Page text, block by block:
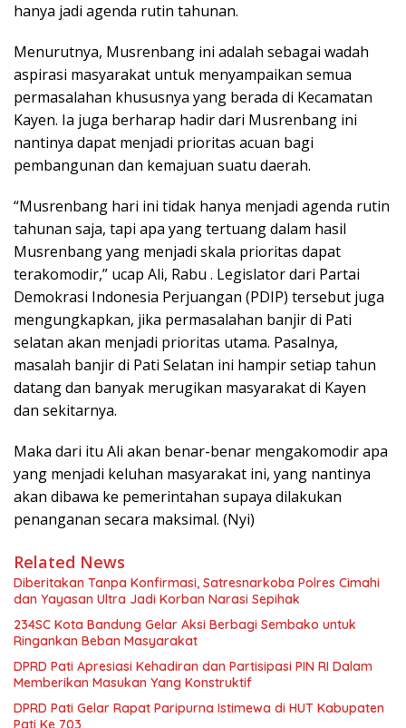
hanya jadi agenda rutin tahunan.
Menurutnya, Musrenbang ini adalah sebagai wadah
aspirasi masyarakat untuk menyampaikan semua
permasalahan khususnya yang berada di Kecamatan
Kayen. Ia juga berharap hadir dari Musrenbang ini
nantinya dapat menjadi prioritas acuan bagi
pembangunan dan kemajuan suatu daerah.
“Musrenbang hari ini tidak hanya menjadi agenda rutin
tahunan saja, tapi apa yang tertuang dalam hasil
Musrenbang yang menjadi skala prioritas dapat
terakomodir,” ucap Ali, Rabu . Legislator dari Partai
Demokrasi Indonesia Perjuangan (PDIP) tersebut juga
mengungkapkan, jika permasalahan banjir di Pati
selatan akan menjadi prioritas utama. Pasalnya,
masalah banjir di Pati Selatan ini hampir setiap tahun
datang dan banyak merugikan masyarakat di Kayen
dan sekitarnya.
Maka dari itu Ali akan benar-benar mengakomodir apa
yang menjadi keluhan masyarakat ini, yang nantinya
akan dibawa ke pemerintahan supaya dilakukan
penanganan secara maksimal. (Nyi)
Related News
Diberitakan Tanpa Konfirmasi, Satresnarkoba Polres Cimahi
dan Yayasan Ultra Jadi Korban Narasi Sepihak
234SC Kota Bandung Gelar Aksi Berbagi Sembako untuk
Ringankan Beban Masyarakat
DPRD Pati Apresiasi Kehadiran dan Partisipasi PIN RI Dalam
Memberikan Masukan Yang Konstruktif
DPRD Pati Gelar Rapat Paripurna Istimewa di HUT Kabupaten